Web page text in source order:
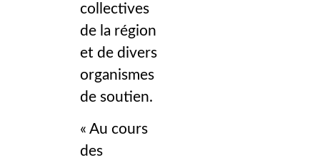
collectives
de la région
et de divers
organismes
de soutien.
« Au cours
des